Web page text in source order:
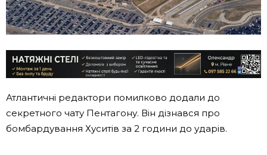
Атлантичні редактори помилково додали до
секретного чату Пентагону. Він дізнався про
бомбардування Хуситів за 2 години до ударів.